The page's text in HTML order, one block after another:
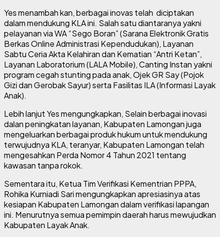
Yes menambah kan, berbagai inovas telah diciptakan
dalam mendukung KLA ini. Salah satu diantaranya yakni
pelayanan via WA “Sego Boran” (Sarana Elektronik Gratis
Berkas Online Administrasi Kependudukan), Layanan
Sabtu Ceria Akta Kelahiran dan Kematian “Antri Ketan”,
Layanan Laboratorium (LALA Mobile), Canting Instan yakni
program cegah stunting pada anak, Ojek GR Say (Pojok
Gizi dan Gerobak Sayur) serta Fasilitas ILA (Informasi Layak
Anak).
Lebih lanjut Yes mengungkapkan, Selain berbagai inovasi
dalan peningkatan layanan, Kabupaten Lamongan juga
mengeluarkan berbagai produk hukum untuk mendukung
terwujudnya KLA, teranyar, Kabupaten Lamongan telah
mengesahkan Perda Nomor 4 Tahun 2021 tentang
kawasan tanpa rokok.
Sementara itu, Ketua Tim Verifikasi Kementrian PPPA,
Rohika Kurniadi Sari mengungkapkan apresiasinya atas
kesiapan Kabupaten Lamongan dalam verifikasi lapangan
ini. Menurutnya semua pemimpin daerah harus mewujudkan
Kabupaten Layak Anak.